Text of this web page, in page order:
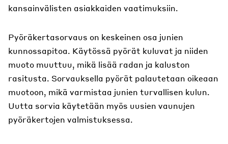
kansainvälisten asiakkaiden vaatimuksiin.
Pyöräkertasorvaus on keskeinen osa junien
kunnossapitoa. Käytössä pyörät kuluvat ja niiden
muoto muuttuu, mikä lisää radan ja kaluston
rasitusta. Sorvauksella pyörät palautetaan oikeaan
muotoon, mikä varmistaa junien turvallisen kulun.
Uutta sorvia käytetään myös uusien vaunujen
pyöräkertojen valmistuksessa.